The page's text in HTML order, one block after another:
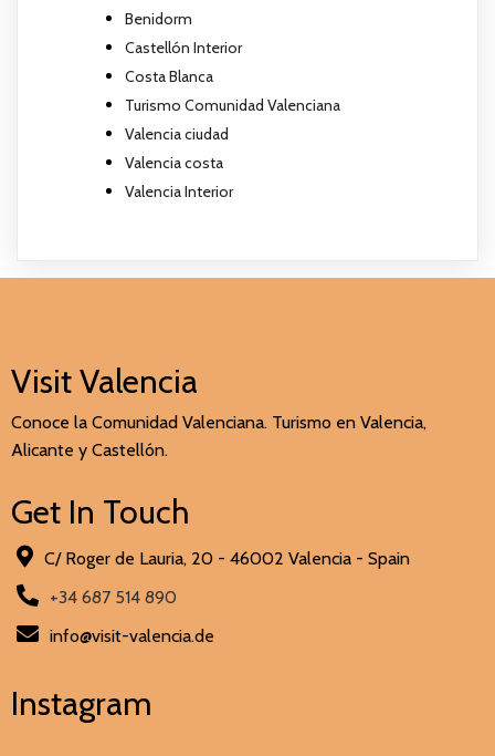
Benidorm
Castellón Interior
Costa Blanca
Turismo Comunidad Valenciana
Valencia ciudad
Valencia costa
Valencia Interior
Visit Valencia
Conoce la Comunidad Valenciana. Turismo en Valencia,
Alicante y Castellón.
Get In Touch
C/ Roger de Lauria, 20 - 46002 Valencia - Spain
+34 687 514 890
info@visit-valencia.de
Instagram